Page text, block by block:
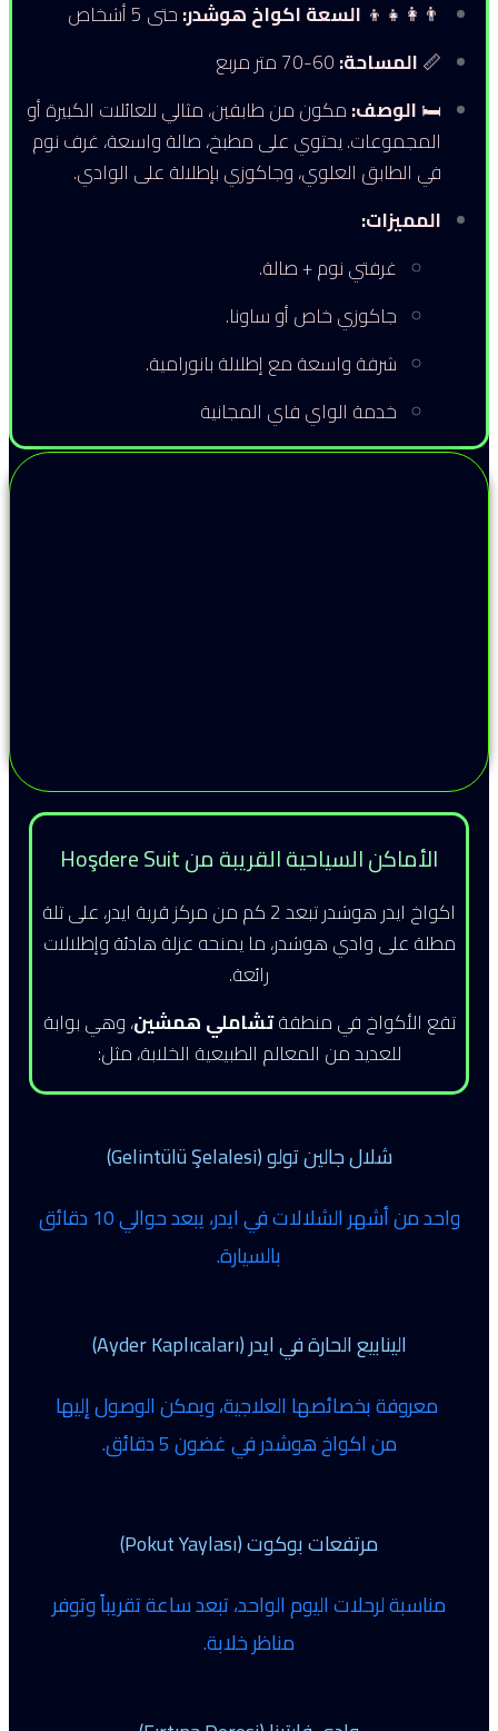
👨‍👩‍👧‍👦 السعة اكواخ هوشدر:حتى 5 أشخاص
📏المساحة:
🛏الوصف:مكون من طابقين، مثالي للعائلات الكبيرة أو
المجموعات. يحتوي على مطبخ، صالة واسعة، غرف نوم
في الطابق العلوي، وجاكوزي بإطلالة على الوادي.
المميزات:
غرفتي نوم + صالة.
جاكوزي خاص أو ساونا.
شرفة واسعة مع إطلالة بانورامية.
خدمة الواي فاي المجانية
الأماكن السياحية القريبة من Hoşdere Suit
اكواخ ايدر هوشدر تبعد 2 كم من مركز قرية ايدر، على تلة
مطلة على وادي هوشدر، ما يمنحه عزلة هادئة وإطلالات
رائعة.
تقع الأكواخ في منطقةتشاملي همشين، وهي بوابة
للعديد من المعالم الطبيعية الخلابة، مثل:
شلال جالين تولو (Gelintülü Şelalesi)
واحد من أشهر الشلالات في ايدر، يبعد حوالي 10 دقائق
بالسيارة.
الينابيع الحارة في ايدر (Ayder Kaplıcaları)
معروفة بخصائصها العلاجية، ويمكن الوصول إليها
من اكواخ هوشدر في غضون 5 دقائق.
مرتفعات بوكوت (Pokut Yaylası)
مناسبة لرحلات اليوم الواحد، تبعد ساعة تقريباً وتوفر
مناظر خلابة.